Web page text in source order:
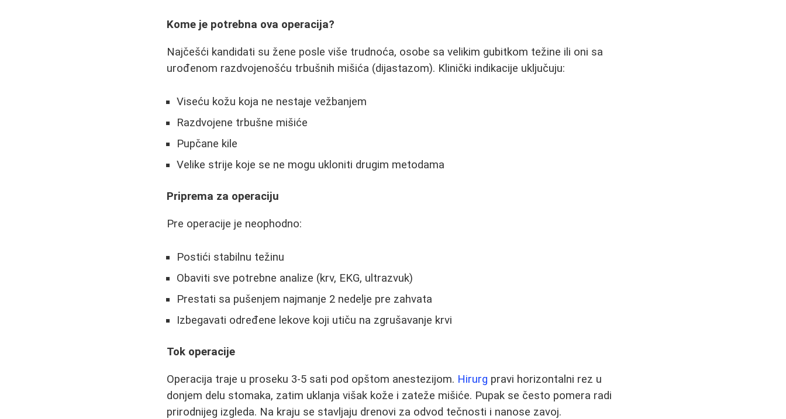
Kome je potrebna ova operacija?
Najčešći kandidati su žene posle više trudnoća, osobe sa velikim gubitkom težine ili oni sa
urođenom razdvojenošću trbušnih mišića (dijastazom). Klinički indikacije uključuju:
Viseću kožu koja ne nestaje vežbanjem
Razdvojene trbušne mišiće
Pupčane kile
Velike strije koje se ne mogu ukloniti drugim metodama
Priprema za operaciju
Pre operacije je neophodno:
Postići stabilnu težinu
Obaviti sve potrebne analize (krv, EKG, ultrazvuk)
Prestati sa pušenjem najmanje 2 nedelje pre zahvata
Izbegavati određene lekove koji utiču na zgrušavanje krvi
Tok operacije
Operacija traje u proseku 3-5 sati pod opštom anestezijom. Hirurg pravi horizontalni rez u
donjem delu stomaka, zatim uklanja višak kože i zateže mišiće. Pupak se često pomera radi
prirodnijeg izgleda. Na kraju se stavljaju drenovi za odvod tečnosti i nanose zavoj.